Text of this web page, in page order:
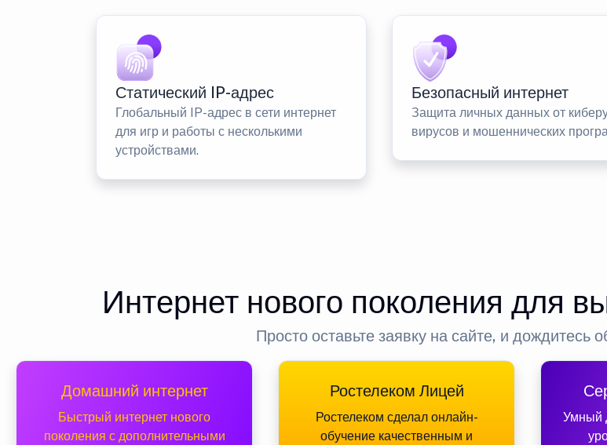
Статический IP-адрес
Глобальный IP-адрес в сети интернет
для игр и работы с несколькими
устройствами.
Безопасный интернет
Защита личных данных от
вирусов и мошеннических
Интернет нового поколения для
Просто оставьте заявку на сайте, и дождитесь
Домашний интернет
Быстрый интернет нового
поколения с дополнительными
Ростелеком Лицей
Ростелеком сделал онлайн-
обучение качественным и
Умный